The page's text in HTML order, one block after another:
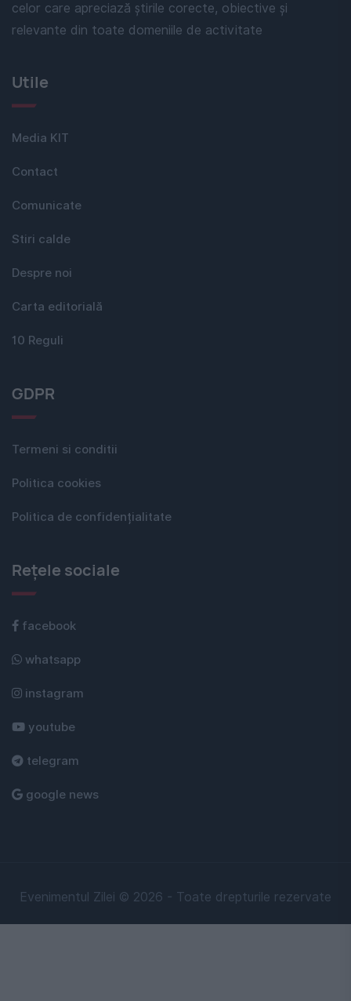
celor care apreciază știrile corecte, obiective și
relevante din toate domeniile de activitate
Utile
Media KIT
Contact
Comunicate
Stiri calde
Despre noi
Carta editorială
10 Reguli
GDPR
Termeni si conditii
Politica cookies
Politica de confidențialitate
Rețele sociale
facebook
whatsapp
instagram
youtube
telegram
google news
Evenimentul Zilei © 2026 - Toate drepturile rezervate